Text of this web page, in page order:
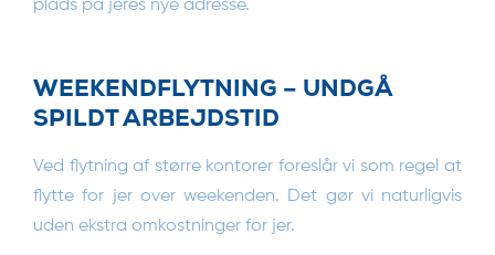
plads på jeres nye adresse.
WEEKENDFLYTNING – UNDGÅ
SPILDT ARBEJDSTID
Ved flytning af større kontorer foreslår vi som regel at
flytte for jer over weekenden. Det gør vi naturligvis
uden ekstra omkostninger for jer.